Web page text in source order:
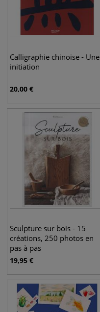
Calligraphie chinoise - Une
initiation
20,00 €
Sculpture sur bois - 15
créations, 250 photos en
pas à pas
19,95 €